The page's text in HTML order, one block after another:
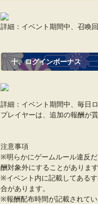
詳細：イベント期間中、召喚
十、ログインボーナス
詳細：イベント期間中、毎日ロ
プレイヤーは、追加の報酬が
注意事項
※明らかにゲームルール違反
酬対象外にすることがあります
※イベント内に記載してある
合があります。
※報酬配布時間が記載されて